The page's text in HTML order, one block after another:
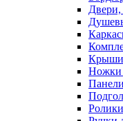
Двери,
Крыши
Ножки